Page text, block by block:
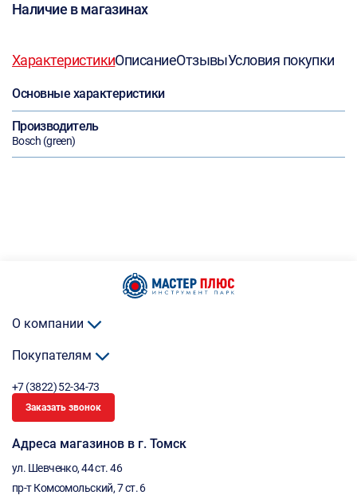
Наличие в магазинах
ХарактеристикиОписаниеОтзывыУсловия покупки
Основные характеристики
Производитель
Bosch (green)
О компании
Покупателям
+7 (3822) 52-34-73
Заказать звонок
Адреса магазинов в г. Томск
ул. Шевченко, 44 ст. 46
пр-т Комсомольский, 7 ст. 6